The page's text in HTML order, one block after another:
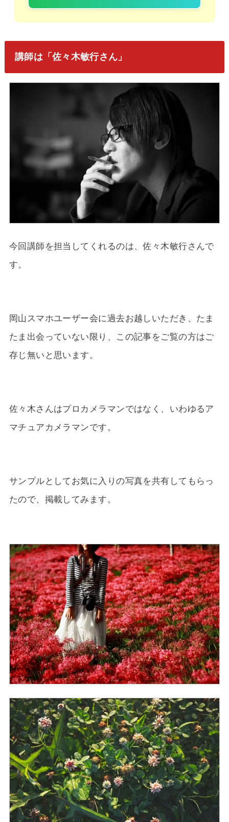
講師は「佐々木敏行さん」
今回講師を担当してくれるのは、佐々木敏行さんで
す。
岡山スマホユーザー会に過去お越しいただき、たま
たま出会っていない限り、この記事をご覧の方はご
存じ無いと思います。
佐々木さんはプロカメラマンではなく、いわゆるア
マチュアカメラマンです。
サンプルとしてお気に入りの写真を共有してもらっ
たので、掲載してみます。